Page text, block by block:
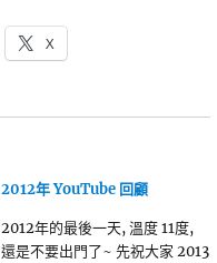
X
2012年 YouTube 回顧
2012年的最後一天, 溫度 11度,
還是不要出門了~ 先祝大家 2013